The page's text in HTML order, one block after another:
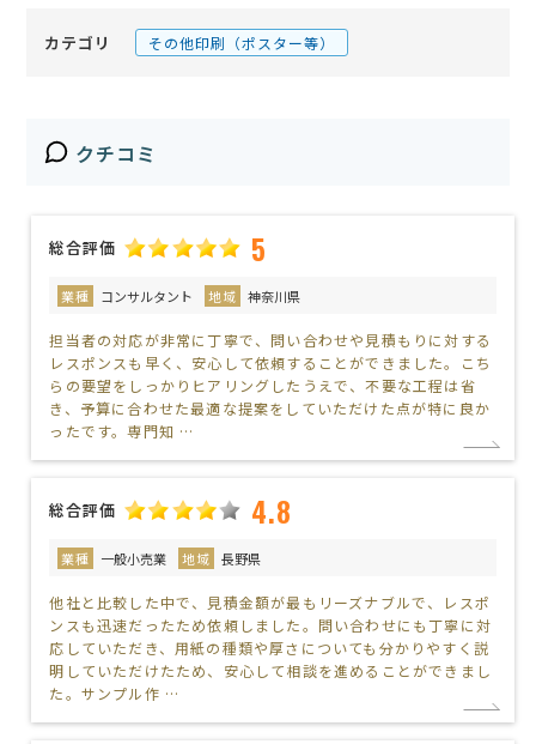
カテゴリ その他印刷（ポスター等）
クチコミ
総合評価 5
業種 コンサルタント 地域 神奈川県
担当者の対応が非常に丁寧で、問い合わせや見積もりに対する
レスポンスも早く、安心して依頼することができました。こち
らの要望をしっかりヒアリングしたうえで、不要な工程は省
き、予算に合わせた最適な提案をしていただけた点が特に良か
ったです。専門知 …
総合評価 4.8
業種 一般小売業 地域 長野県
他社と比較した中で、見積金額が最もリーズナブルで、レスポ
ンスも迅速だったため依頼しました。問い合わせにも丁寧に対
応していただき、用紙の種類や厚さについても分かりやすく説
明していただけたため、安心して相談を進めることができまし
た。サンプル作 …